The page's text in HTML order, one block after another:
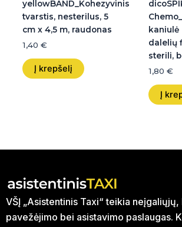
yellowBAND_Kohezyvinis
tvarstis, nesterilus, 5
cm x 4,5 m, raudonas
1,40 €
Į krepšelį
dalelių
sterili,
1,80 €
Į
VŠĮ „Asistentinis Taxi“ teikia
pavežėjimo bei asistavimo paslaugas.